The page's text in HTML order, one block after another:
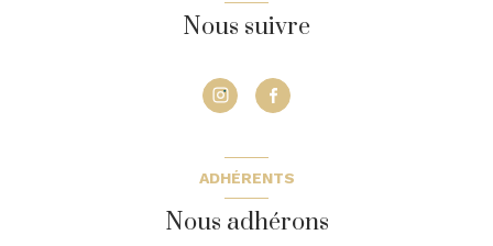
Nous suivre
ADHÉRENTS
Nous adhérons